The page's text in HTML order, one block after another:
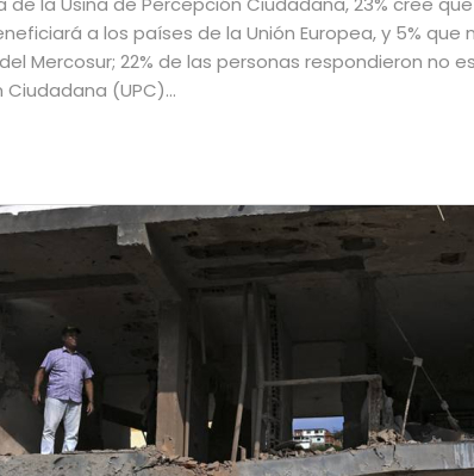
a los países de la Unión Europea, y 5%
Mercosur; 22% de las personas respondieron no
Ciudadana (UPC)…